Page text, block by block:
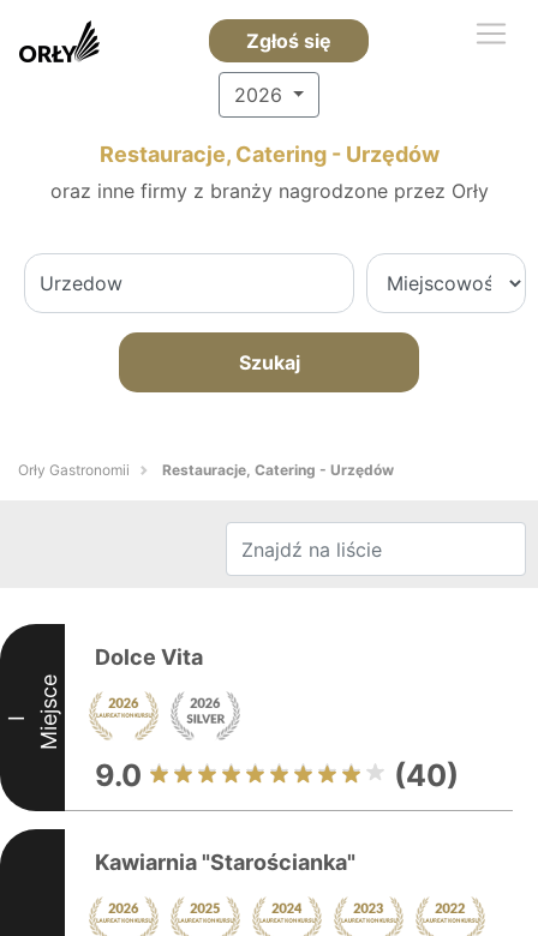
Zgłoś się
2026
Restauracje, Catering - Urzędów
oraz inne firmy z branży nagrodzone przez Orły
Szukaj
Orły Gastronomii Restauracje, Catering - Urzędów
I Miejsce
Dolce Vita
9.0 (40)
Kawiarnia "Starościanka"